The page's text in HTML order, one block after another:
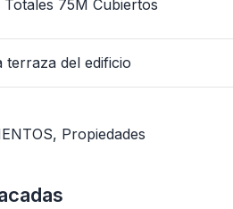
Totales 75M Cubiertos
terraza del edificio
, Propiedades